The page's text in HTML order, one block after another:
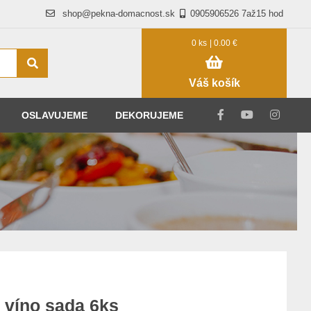
0905906526 7až15 hod
shop@pekna-domacnost.sk
0 ks | 0.00 €
Váš košík
OSLAVUJEME DEKORUJEME
sada 6ks